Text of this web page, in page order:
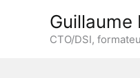
Guillaume
CTO/DSI,